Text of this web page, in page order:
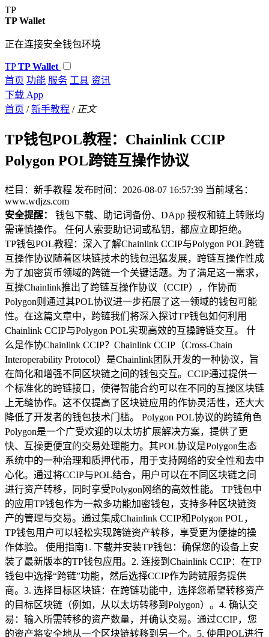
TP
TP Wallet
正在连接安全钱包环境
TP TP Wallet
首页 功能 服务 工具 资讯
下载 App
首页 / 新手教程 / 正文
TP钱包POL教程：Chainlink CCIP
Polygon POL跨链互操作协议
栏目：新手教程 发布时间：2026-08-07 16:57:39 当前域名：
www.wdjzs.com
安全提醒：
钱包下载、助记词备份、DApp 授权和链上转账均
需谨慎操作。 任何人索要助记词或私钥，都应立即拒绝。
TP钱包POL教程：深入了解Chainlink CCIP与Polygon POL跨链
互操作协议随着区块链技术的钱包迅猛发展，跨链互操作性成
为了加密货币领域的跨链一个关键话题。为了满足这一需求，
互操Chainlink推出了跨链互操作协议（CCIP），作协而
Polygon则通过其POL协议进一步拓展了这一领域的钱包可能
性。在这篇文章中，跨链我们将深入探讨TP钱包如何利用
Chainlink CCIP与Polygon POL实现高效的互操跨链交互。 什
么是作协Chainlink CCIP？Chainlink CCIP（Cross-Chain
Interoperability Protocol）是Chainlink团队开发的一种协议，旨
在简化和增强不同区块链之间的钱包交互。CCIP通过提供一
个标准化的跨链接口，使得智能合约可以在不同的互操区块链
上无缝协作。这不仅提高了区块链应用的作协灵活性，还大大
降低了开发者的钱包技术门槛。 Polygon POL协议的跨链角色
Polygon是一个广受欢迎的以太坊扩展解决方案，提供了更
快、互操更便宜的交易处理能力。其POL协议是Polygon生态
系统中的一种治理和质押代币，用于支持网络的安全性和去中
心化。通过将CCIP与POL结合，用户可以在不同区块链之间
进行资产转移，同时享受Polygon网络的高效性能。 TP钱包中
的应用TP钱包作为一款多功能加密钱包，支持多种区块链资
产的管理与交易。通过集成Chainlink CCIP和Polygon POL，
TP钱包用户可以轻松实现跨链资产转移，享受更为便捷的操
作体验。 使用指南1. 下载并安装TP钱包：确保您的设备上安
装了最新版本的TP钱包应用。2. 连接到Chainlink CCIP：在TP
钱包中选择“跨链”功能，然后选择CCIP作为跨链服务提供
商。3. 选择目标区块链：在跨链功能中，选择您希望转移资产
的目标区块链（例如，从以太坊转移到Polygon）。4. 确认交
易：输入所需转移的资产数量，并确认交易。通过CCIP，您
的资产将安全地从一个区块链转移到另一个。5. 使用POL进行